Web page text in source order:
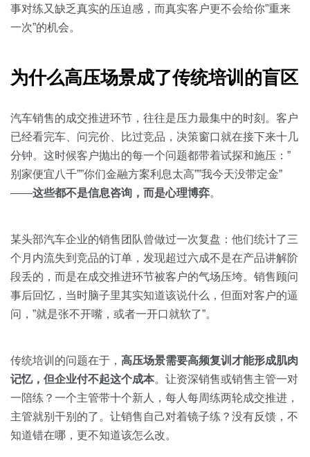
销售人员
按业务场景
交易跟进
培训辅导
事对练又缺乏真实的压迫感，而真实客户更不会给你”重来
一次”的机会。
为什么高压场景成了传统培训的盲区
汽车销售的成交推进环节，往往是压力最集中的时刻。客户
已经看完车、问完价、比过竞品，决策窗口就在接下来十几
分钟。这时候客户抛出的每一个问题都带着试探和施压：”
别家便宜八千””你们金融方案利息太高””我今天没带定金”
——这些都不是信息咨询，而是心理博弈。
某头部汽车企业的销售团队曾做过一次复盘：他们统计了三
个月内流失到竞品的订单，发现超过六成不是在产品讲解阶
段丢的，而是在成交推进环节被客户的气场压垮。销售顾问
事后回忆，当时脑子里其实知道该说什么，但面对客户的逼
问，”就是张不开嘴，或者一开口就软了”。
传统培训的问题在于， 高压场景需要高频复训才能形成肌肉
记忆，但企业付不起这个成本。让资深销售或销售主管一对
一陪练？一个主管带十个新人，每人每周练两轮成交推进，
主管就别干别的了。让销售自己对着镜子练？没有反馈，不
知道错在哪，更不知道该怎么改。